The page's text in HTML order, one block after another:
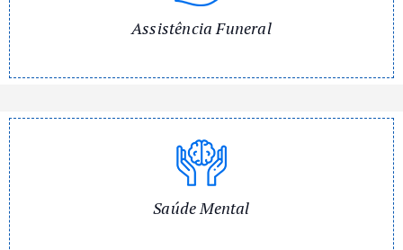
Assistência Funeral
Saúde Mental